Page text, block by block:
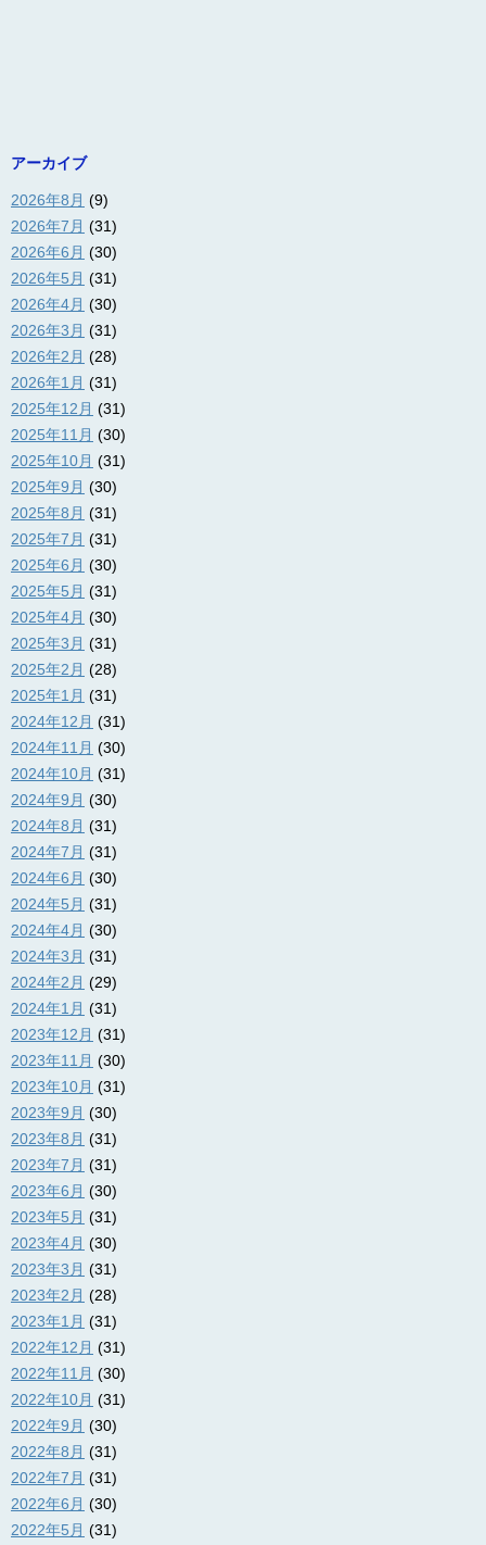
アーカイブ
2026年8月 (9)
2026年7月 (31)
2026年6月 (30)
2026年5月 (31)
2026年4月 (30)
2026年3月 (31)
2026年2月 (28)
2026年1月 (31)
2025年12月 (31)
2025年11月 (30)
2025年10月 (31)
2025年9月 (30)
2025年8月 (31)
2025年7月 (31)
2025年6月 (30)
2025年5月 (31)
2025年4月 (30)
2025年3月 (31)
2025年2月 (28)
2025年1月 (31)
2024年12月 (31)
2024年11月 (30)
2024年10月 (31)
2024年9月 (30)
2024年8月 (31)
2024年7月 (31)
2024年6月 (30)
2024年5月 (31)
2024年4月 (30)
2024年3月 (31)
2024年2月 (29)
2024年1月 (31)
2023年12月 (31)
2023年11月 (30)
2023年10月 (31)
2023年9月 (30)
2023年8月 (31)
2023年7月 (31)
2023年6月 (30)
2023年5月 (31)
2023年4月 (30)
2023年3月 (31)
2023年2月 (28)
2023年1月 (31)
2022年12月 (31)
2022年11月 (30)
2022年10月 (31)
2022年9月 (30)
2022年8月 (31)
2022年7月 (31)
2022年6月 (30)
2022年5月 (31)